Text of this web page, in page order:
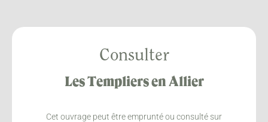
Consulter
Les Templiers en Allier
Cet ouvrage peut être emprunté ou consulté sur